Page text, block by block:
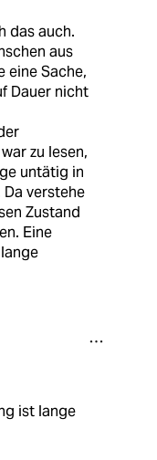
das auch.
aus
eine Sache,
Dauer nicht
zu lesen,
untätig in
verstehe
Zustand
Eine
ist lange